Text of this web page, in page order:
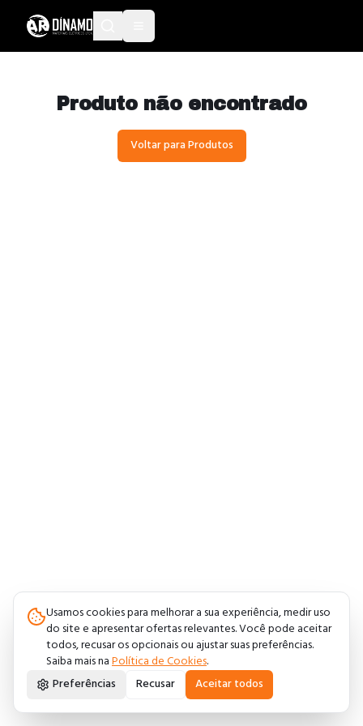
Produto não encontrado
Voltar para Produtos
Usamos cookies para melhorar a sua experiência, medir uso
do site e apresentar ofertas relevantes. Você pode aceitar
todos, recusar os opcionais ou ajustar suas preferências.
Saiba mais naPolítica de Cookies.
Preferências
Recusar Aceitar todos